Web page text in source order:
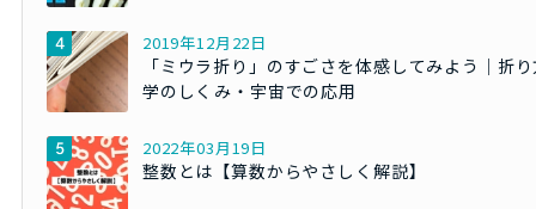
2019年12月22日
「ミウラ折り」のすごさを体感してみよう｜折
学のしくみ・宇宙での応用
2022年03月19日
整数とは【算数からやさしく解説】